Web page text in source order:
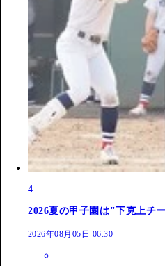
4
2026夏の甲子園は"下克上チ
2026年08月05日 06:30